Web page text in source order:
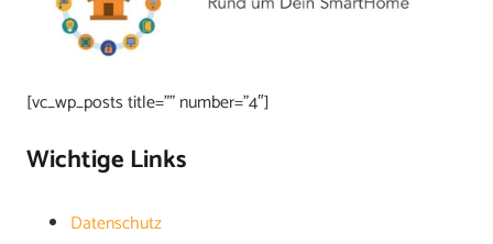
[vc_wp_posts title=”” number=”4″]
Wichtige Links
Datenschutz